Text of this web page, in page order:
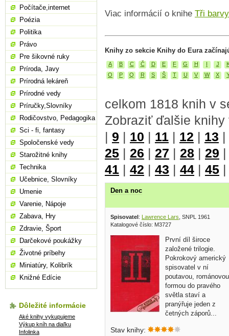
Viac informácií o knihe Tři
Knihy zo sekcie Knihy do Eura
A B C Č D E F G H I J
O
P Q R S Š T U V W X
celkom 1818 knih v
Zobraziť ďalšie
| 9 | 10 | 11 | 12 | 13 |
25 | 26 | 27 | 28 | 29
41 | 42 | 43 | 44 | 45
Den a noc
Spisovatel: Lawrence Lars , SNPL 1961
Katalogové číslo: M3727
První díl široce
založené trilogie.
Pokrokový americký
spisovatel v ní
poutavou, románovou
formou do pravého
světla staví a
pranýřuje jeden z
četných záporů...
Stav knihy:
Počítače,internet
Poézia
Politika
Právo
Pre šikovné ruky
Príroda, Javy
Prírodná lekáreň
Prírodné vedy
Príručky,Slovníky
Rodičovstvo, Pedagogika
Sci - fi, fantasy
Spoločenské vedy
Starožitné knihy
Technika
Učebnice, Slovníky
Umenie
Varenie, Nápoje
Zabava, Hry
Zdravie, Šport
Darčekové poukážky
Životné príbehy
Miniatúry, Kolibrík
Knižné Edície
Dôležité informácie
Aké knihy vykupujeme
Výkup kníh na diaľku
Infolinka